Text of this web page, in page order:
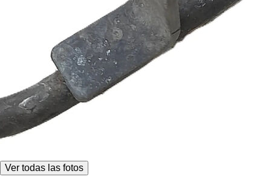
Ver todas las fotos